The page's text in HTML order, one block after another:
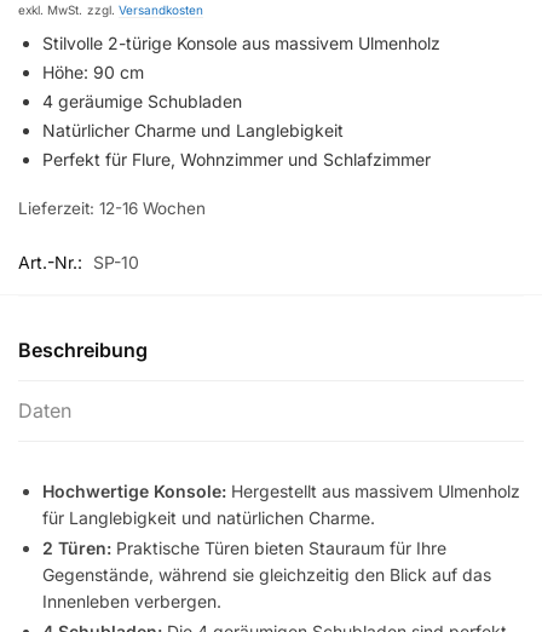
exkl. MwSt. zzgl. Versandkosten
Stilvolle 2-türige Konsole aus massivem Ulmenholz
Höhe: 90 cm
4 geräumige Schubladen
Natürlicher Charme und Langlebigkeit
Perfekt für Flure, Wohnzimmer und Schlafzimmer
Lieferzeit: 12-16 Wochen
Art.-Nr.: SP-10
Beschreibung
Daten
Hochwertige Konsole: Hergestellt aus massivem Ulmenholz
für Langlebigkeit und natürlichen Charme.
2 Türen: Praktische Türen bieten Stauraum für Ihre
Gegenstände, während sie gleichzeitig den Blick auf das
Innenleben verbergen.